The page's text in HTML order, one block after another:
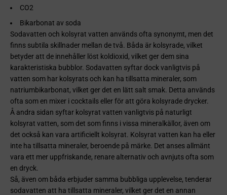
CO2
Bikarbonat av soda
Sodavatten och kolsyrat vatten används ofta synonymt, men det
finns subtila skillnader mellan de två. Båda är kolsyrade, vilket
betyder att de innehåller löst koldioxid, vilket ger dem sina
karakteristiska bubblor. Sodavatten syftar dock vanligtvis på
vatten som har kolsyrats och kan ha tillsatta mineraler, som
natriumbikarbonat, vilket ger det en lätt salt smak. Detta används
ofta som en mixer i cocktails eller för att göra kolsyrade drycker.
Å andra sidan syftar kolsyrat vatten vanligtvis på naturligt
kolsyrat vatten, som det som finns i vissa mineralkällor, även om
det också kan vara artificiellt kolsyrat. Kolsyrat vatten kan ha eller
inte ha tillsatta mineraler, beroende på märke. Det anses allmänt
vara ett mer uppfriskande, renare alternativ och avnjuts ofta som
en dryck.
Så, även om båda erbjuder samma bubbliga upplevelse, tenderar
sodavatten att ha tillsatta mineraler, vilket ger det en annan